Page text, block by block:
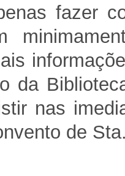
fazer
da
nas
de